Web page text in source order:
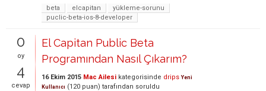
beta
elcapitan
yükleme-sorunu
puclic-beta-ios-8-developer
0
oy
4
cevap
El Capitan Public Beta
Programından Nasıl Çıkarım?
16 Ekim 2015 Mac Ailesi kategorisinde drips Yeni
Kullanıcı (120 puan) tarafından soruldu